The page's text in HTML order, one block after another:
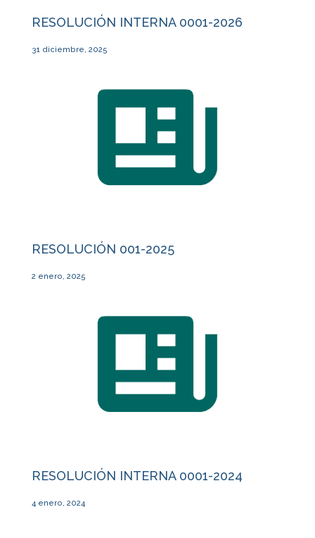
RESOLUCIÓN INTERNA 0001-2026
31 diciembre, 2025
RESOLUCIÓN 001-2025
2 enero, 2025
RESOLUCIÓN INTERNA 0001-2024
4 enero, 2024